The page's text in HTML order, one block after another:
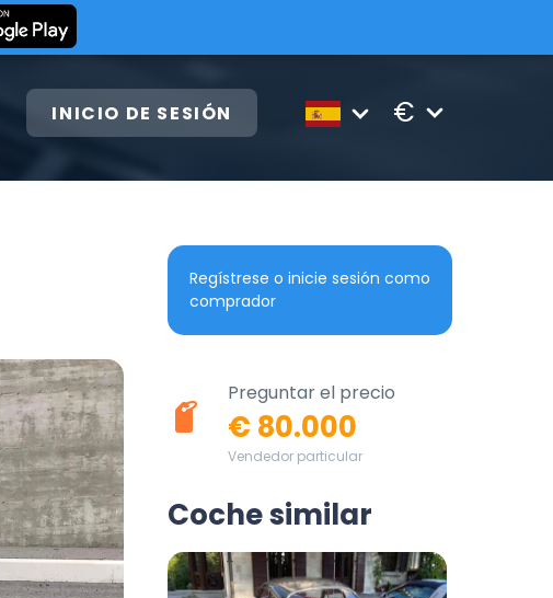
INICIO DE SESIÓN €
Regístrese o inicie sesión como
comprador
Preguntar el precio
€ 80.000
Vendedor particular
Coche similar